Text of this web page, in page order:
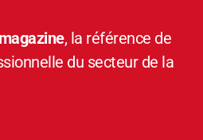
, la référence de
du secteur de la